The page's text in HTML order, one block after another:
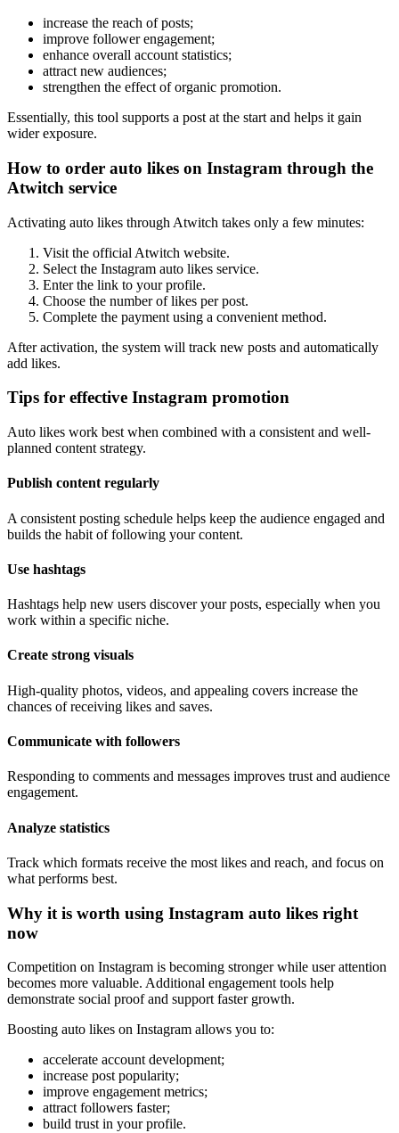
increase the reach of posts;
improve follower engagement;
enhance overall account statistics;
attract new audiences;
strengthen the effect of organic promotion.
Essentially, this tool supports a post at the start and helps it gain
wider exposure.
How to order auto likes on Instagram through the
Atwitch service
Activating auto likes through Atwitch takes only a few minutes:
Visit the official Atwitch website.
Select the Instagram auto likes service.
Enter the link to your profile.
Choose the number of likes per post.
Complete the payment using a convenient method.
After activation, the system will track new posts and automatically
add likes.
Tips for effective Instagram promotion
Auto likes work best when combined with a consistent and well-
planned content strategy.
Publish content regularly
A consistent posting schedule helps keep the audience engaged and
builds the habit of following your content.
Use hashtags
Hashtags help new users discover your posts, especially when you
work within a specific niche.
Create strong visuals
High-quality photos, videos, and appealing covers increase the
chances of receiving likes and saves.
Communicate with followers
Responding to comments and messages improves trust and audience
engagement.
Analyze statistics
Track which formats receive the most likes and reach, and focus on
what performs best.
Why it is worth using Instagram auto likes right
now
Competition on Instagram is becoming stronger while user attention
becomes more valuable. Additional engagement tools help
demonstrate social proof and support faster growth.
Boosting auto likes on Instagram allows you to:
accelerate account development;
increase post popularity;
improve engagement metrics;
attract followers faster;
build trust in your profile.